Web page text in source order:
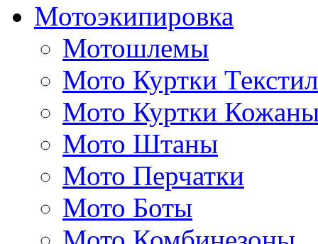
Мотоэкипировка
Мотошлемы
Мото Куртки
Мото Куртки
Мото Штаны
Мото Перчатки
Мото Боты